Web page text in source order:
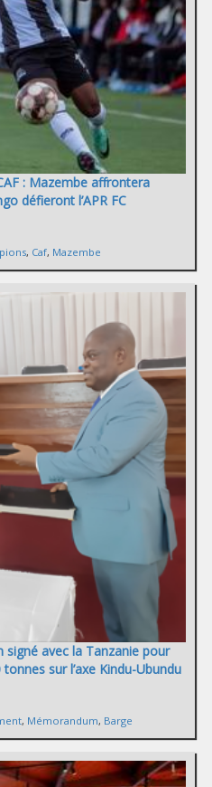
: Mazembe affrontera
défieront l’APR FC
, Caf, Mazembe
avec la Tanzanie pour
sur l’axe Kindu-Ubundu
, Mémorandum, Barge